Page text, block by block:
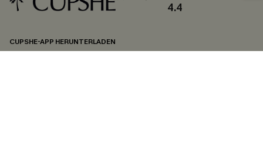
4.4
CUPSHE-APP HERUNTERLADEN